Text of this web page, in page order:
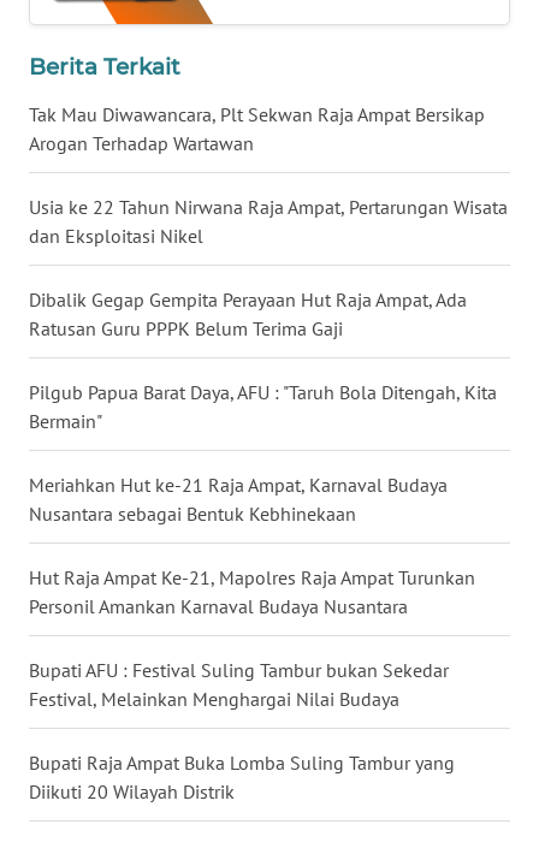
Berita Terkait
Tak Mau Diwawancara, Plt Sekwan Raja Ampat Bersikap
Arogan Terhadap Wartawan
Usia ke 22 Tahun Nirwana Raja Ampat, Pertarungan Wisata
dan Eksploitasi Nikel
Dibalik Gegap Gempita Perayaan Hut Raja Ampat, Ada
Ratusan Guru PPPK Belum Terima Gaji
Pilgub Papua Barat Daya, AFU : "Taruh Bola Ditengah, Kita
Bermain"
Meriahkan Hut ke-21 Raja Ampat, Karnaval Budaya
Nusantara sebagai Bentuk Kebhinekaan
Hut Raja Ampat Ke-21, Mapolres Raja Ampat Turunkan
Personil Amankan Karnaval Budaya Nusantara
Bupati AFU : Festival Suling Tambur bukan Sekedar
Festival, Melainkan Menghargai Nilai Budaya
Bupati Raja Ampat Buka Lomba Suling Tambur yang
Diikuti 20 Wilayah Distrik
MALUKU
WN
MALUT
WN
DAIRI
WN
DANAU
TOBA
WN
NIAS
WN
WN
WN
LESUNG
WN